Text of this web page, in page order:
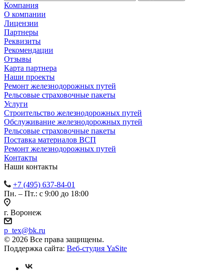
Компания
О компании
Лицензии
Партнеры
Реквизиты
Рекомендации
Отзывы
Карта партнера
Наши проекты
Ремонт железнодорожных путей
Рельсовые страховочные пакеты
Услуги
Строительство железнодорожных путей
Обслуживание железнодорожных путей
Рельсовые страховочные пакеты
Поставка материалов ВСП
Ремонт железнодорожных путей
Контакты
Наши контакты
+7 (495) 637-84-01
Пн. – Пт.: с 9:00 до 18:00
г. Воронеж
p_tex@bk.ru
© 2026 Все права защищены.
Поддержка сайта: Веб-студия YaSite